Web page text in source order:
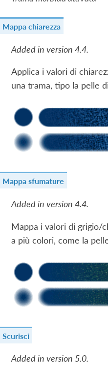
Mappa chiarezza
Added in version 4.4.
Applica i valori di
una trama, tipo la pelle
Mappa sfumature
Added in version 4.4.
Mappa i valori di grigio/
a più colori, come la
Scurisci
Added in version 5.0.